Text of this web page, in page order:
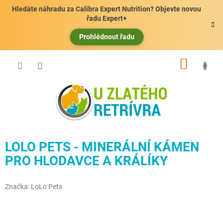
Hledáte náhradu za Calibra Expert Nutrition? Objevte novou
řadu Expert+
Prohlédnout řadu
LOLO PETS - MINERÁLNÍ KÁMEN
PRO HLODAVCE A KRÁLÍKY
Značka: LoLo Pets